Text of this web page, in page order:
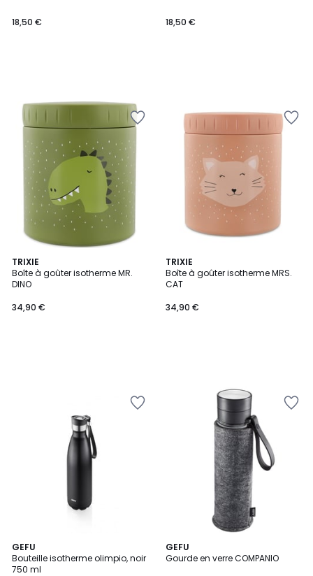
18,50 € 18,50 €
TRIXIE
Boîte à goûter isotherme MR.
DINO
34,90 €
TRIXIE
Boîte à goûter isotherme MRS.
CAT
34,90 €
GEFU
Bouteille isotherme olimpio, noir
750 ml
GEFU
Gourde en verre COMPANIO